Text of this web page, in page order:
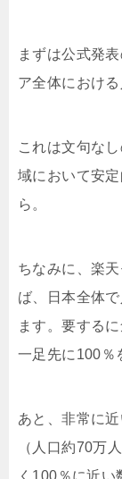
まずは公式発
ア全体におけ
これは文句な
域において安
ら。
ちなみに、楽
ば、日本全体
ます。要する
一足先に100％
あと、非常に
（人口約70万